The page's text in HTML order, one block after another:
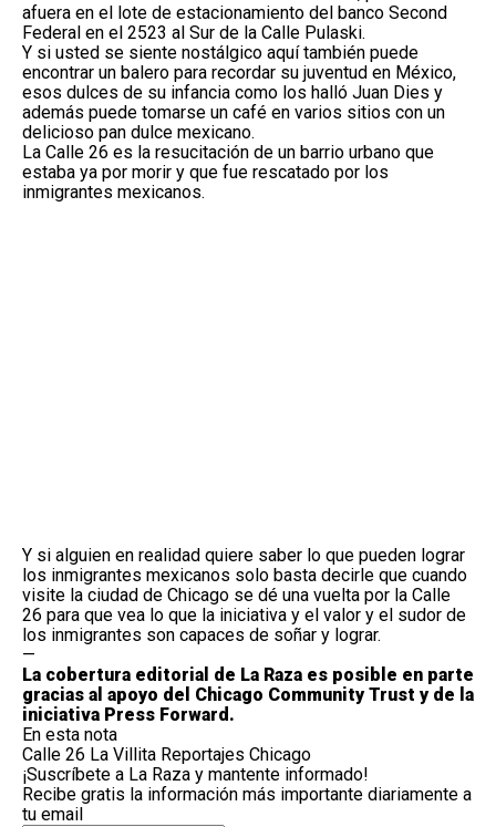
afuera en el lote de estacionamiento del banco Second
Federal en el 2523 al Sur de la Calle Pulaski.
Y si usted se siente nostálgico aquí también puede
encontrar un balero para recordar su juventud en México,
esos dulces de su infancia como los halló Juan Dies y
además puede tomarse un café en varios sitios con un
delicioso pan dulce mexicano.
La Calle 26 es la resucitación de un barrio urbano que
estaba ya por morir y que fue rescatado por los
inmigrantes mexicanos.
Y si alguien en realidad quiere saber lo que pueden lograr
los inmigrantes mexicanos solo basta decirle que cuando
visite la ciudad de Chicago se dé una vuelta por la Calle
26 para que vea lo que la iniciativa y el valor y el sudor de
los inmigrantes son capaces de soñar y lograr.
—
La cobertura editorial de La Raza es posible en parte
gracias al apoyo del Chicago Community Trust y de la
iniciativa Press Forward.
En esta nota
Calle 26 La Villita Reportajes Chicago
¡Suscríbete a La Raza y mantente informado!
Recibe gratis la información más importante diariamente a
tu email